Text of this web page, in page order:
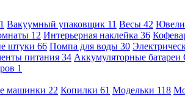
Вакуумный упаковщик 11 Весы 42
12 Интерьерная наклейка 36
штуки 66 Помпа для воды 30
питания 34 Аккумуляторные батареи
1
машинки 22 Копилки 61 Модельки 118